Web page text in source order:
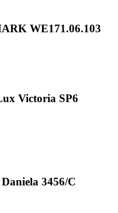
WE171.06.103
Victoria SP6
3456/C